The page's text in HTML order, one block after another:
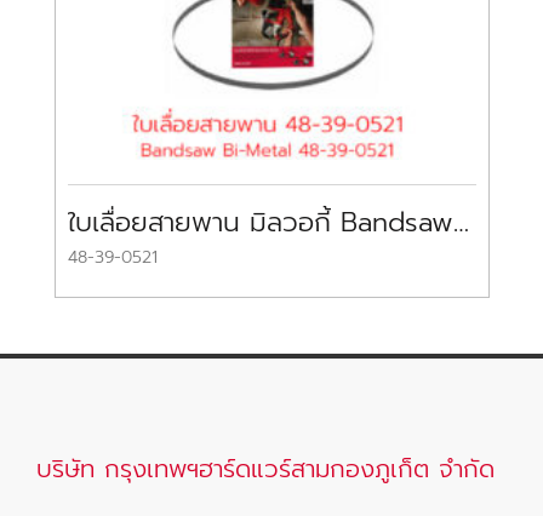
ใบเลื่อยสายพาน มิลวอกี้ Bandsaw Bi-Metal MILWAUKEE
48-39-0521
บริษัท กรุงเทพฯฮาร์ดแวร์สามกองภูเก็ต จำกัด